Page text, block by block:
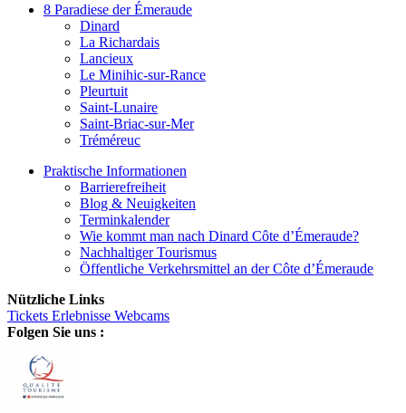
8 Paradiese der Émeraude
Dinard
La Richardais
Lancieux
Le Minihic-sur-Rance
Pleurtuit
Saint-Lunaire
Saint-Briac-sur-Mer
Tréméreuc
Praktische Informationen
Barrierefreiheit
Blog & Neuigkeiten
Terminkalender
Wie kommt man nach Dinard Côte d’Émeraude?
Nachhaltiger Tourismus
Öffentliche Verkehrsmittel an der Côte d’Émeraude
Nützliche Links
Tickets Erlebnisse Webcams
Folgen Sie uns :